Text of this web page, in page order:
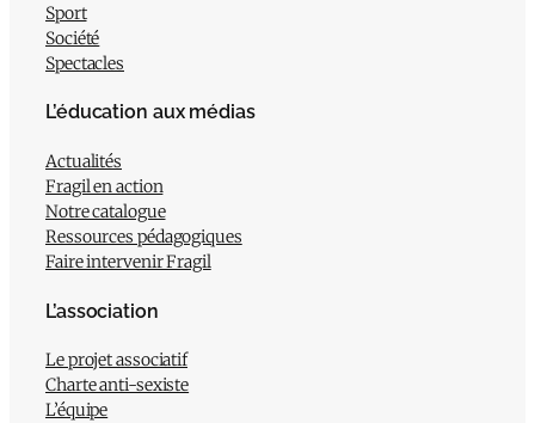
Sport
Société
Spectacles
L’éducation aux médias
Actualités
Fragil en action
Notre catalogue
Ressources pédagogiques
Faire intervenir Fragil
L’association
Le projet associatif
Charte anti-sexiste
L’équipe